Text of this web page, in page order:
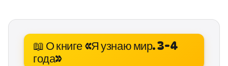
📖 О книге «Я узнаю мир. 3-4
года»